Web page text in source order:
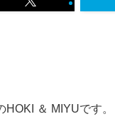
HOKI ＆ MIYUです。